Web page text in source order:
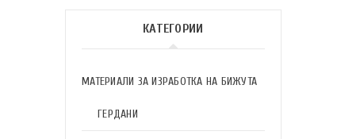
КАТЕГОРИИ
МАТЕРИАЛИ ЗА ИЗРАБОТКА НА БИЖУТА
ГЕРДАНИ